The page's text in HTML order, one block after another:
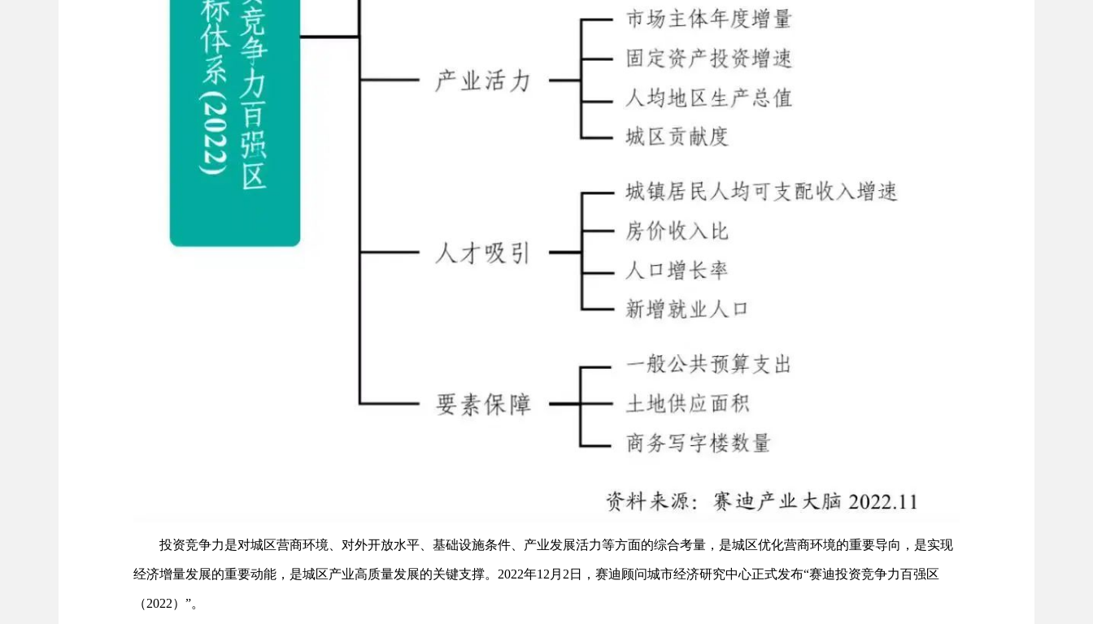
投资竞争力是对城区营商环境、对外开放水平、基础设施条件、产业发展活力等方面的综合考量，是城区优化营商环境的重要导向，是实现
经济增量发展的重要动能，是城区产业高质量发展的关键支撑。2022年12月2日，赛迪顾问城市经济研究中心正式发布“赛迪投资竞争力百强区
（2022）”。